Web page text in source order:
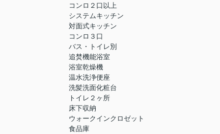
コンロ２口以上
システムキッチン
対面式キッチン
コンロ３口
バス・トイレ別
追焚機能浴室
浴室乾燥機
温水洗浄便座
洗髪洗面化粧台
トイレ２ヶ所
床下収納
ウォークインクロゼット
食品庫